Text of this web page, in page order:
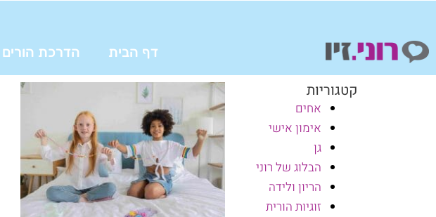
דף הבית הדרכת הורים
קטגוריות
אחים
אימון אישי
גן
הבלוג של רוני
הריון ולידה
זוגיות הורית